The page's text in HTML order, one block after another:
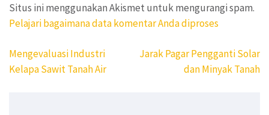
Situs ini menggunakan Akismet untuk mengurangi spam.
Pelajari bagaimana data komentar Anda diproses
Navigasi
pos
Mengevaluasi Industri
Kelapa Sawit Tanah Air
Jarak Pagar Pengganti Solar
dan Minyak Tanah